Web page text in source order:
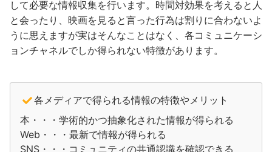
して必要な情報収集を行います。時間対効果を考えると人
と会ったり、映画を見ると言った行為は割りに合わないよ
うに思えますが実はそんなことはなく、各コミュニケーシ
ョンチャネルでしか得られない特徴があります。
各メディアで得られる情報の特徴やメリット
本・・・学術的かつ抽象化された情報が得られる
Web・・・最新で情報が得られる
SNS・・・コミュニティの共通認識を確認できる